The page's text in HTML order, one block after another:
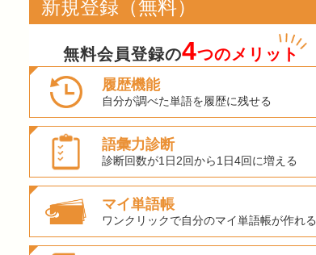
新規登録（無料）
無料会員登録の4つのメリット
履歴機能
自分が調べた単語を履歴に残せる
語彙力診断
診断回数が1日2回から1日4回に増える
マイ単語帳
ワンクリックで自分のマイ単語帳が作れる